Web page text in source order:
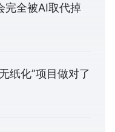
完全被AI取代掉
纸化”项目做对了